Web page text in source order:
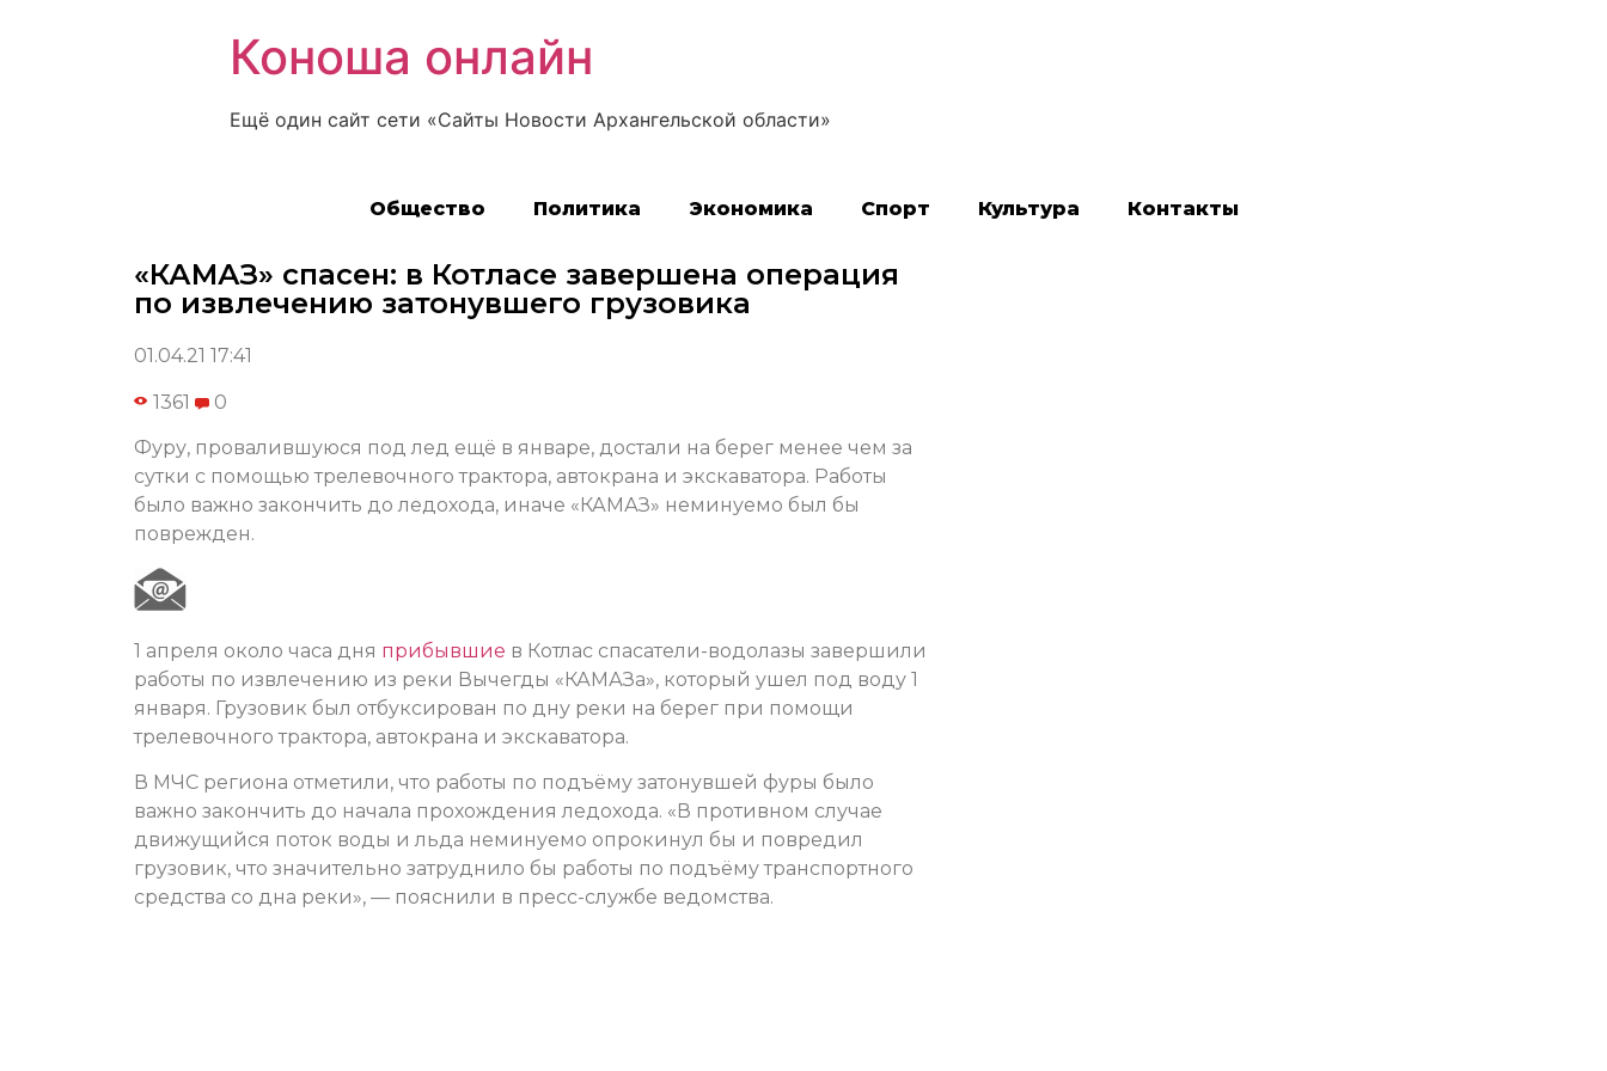
Коноша онлайн
Ещё один сайт сети «Сайты Новости Архангельской области»
Общество Политика Экономика Спорт Культура Контакты
«КАМАЗ» спасен: в Котласе завершена операция
по извлечению затонувшего грузовика
01.04.21 17:41
1361 0
Фуру, провалившуюся под лед ещё в январе, достали на берег менее чем за
сутки с помощью трелевочного трактора, автокрана и экскаватора. Работы
было важно закончить до ледохода, иначе «КАМАЗ» неминуемо был бы
поврежден.
1 апреля около часа дня прибывшие в Котлас спасатели-водолазы завершили
работы по извлечению из реки Вычегды «КАМАЗа», который ушел под воду 1
января. Грузовик был отбуксирован по дну реки на берег при помощи
трелевочного трактора, автокрана и экскаватора.
В МЧС региона отметили, что работы по подъёму затонувшей фуры было
важно закончить до начала прохождения ледохода. «В противном случае
движущийся поток воды и льда неминуемо опрокинул бы и повредил
грузовик, что значительно затруднило бы работы по подъёму транспортного
средства со дна реки», — пояснили в пресс-службе ведомства.